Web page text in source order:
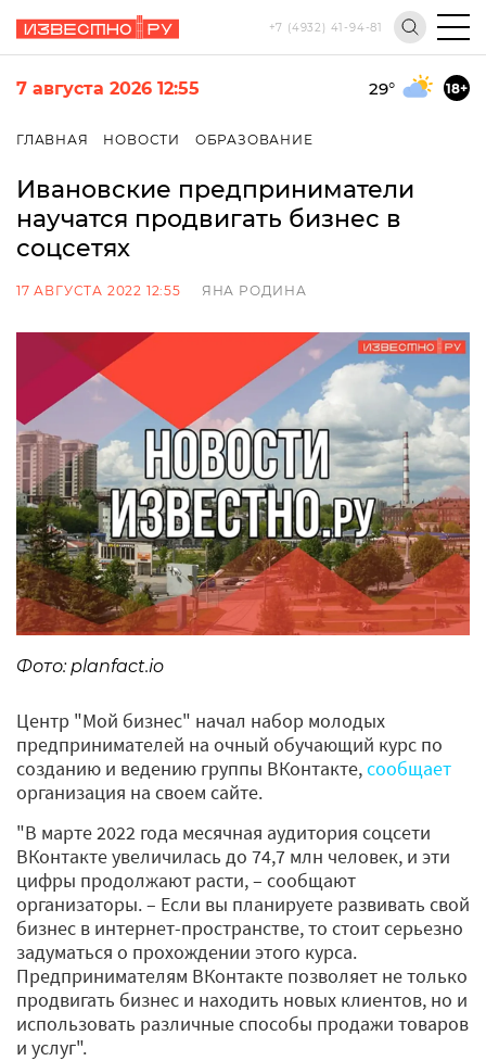
+7 (4932) 41-94-81
7 августа 2026 12:55 29° 18+
ГЛАВНАЯ НОВОСТИ ОБРАЗОВАНИЕ
Ивановские предприниматели
научатся продвигать бизнес в
соцсетях
17 АВГУСТА 2022 12:55 ЯНА РОДИНА
Фото: planfact.io
Центр "Мой бизнес" начал набор молодых
предпринимателей на очный обучающий курс по
созданию и ведению группы ВКонтакте,сообщает
организация на своем сайте.
"В марте 2022 года месячная аудитория соцсети
ВКонтакте увеличилась до 74,7 млн человек, и эти
цифры продолжают расти, – сообщают
организаторы. – Если вы планируете развивать свой
бизнес в интернет-пространстве, то стоит серьезно
задуматься о прохождении этого курса.
Предпринимателям ВКонтакте позволяет не только
продвигать бизнес и находить новых клиентов, но и
использовать различные способы продажи товаров
и услуг".